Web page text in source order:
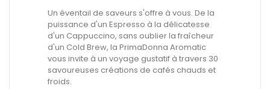
Un éventail de saveurs s'offre à vous. De la
puissance d'un Espresso à la délicatesse
d'un Cappuccino, sans oublier la fraîcheur
d'un Cold Brew, la PrimaDonna Aromatic
vous invite à un voyage gustatif à travers 30
savoureuses créations de cafés chauds et
froids.